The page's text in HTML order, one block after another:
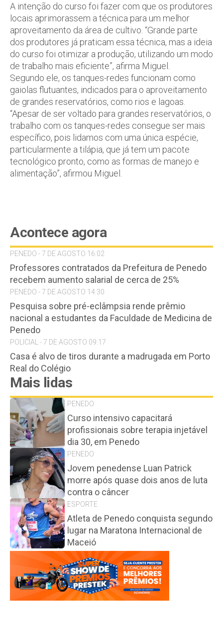
A intenção do curso foi fazer com que os produtores
locais aprimorassem a técnica para um melhor
aproveitamento da área de cultivo. “Grande parte
dos produtores já praticam essa técnica, mas a ideia
do curso foi otimizar a produção, utilizando um modo
de trabalho mais eficiente”, afirma Miguel.
Segundo ele, os tanques-redes funcionam como
gaiolas flutuantes, indicados para o aproveitamento
de grandes reservatórios, como rios e lagoas.
“Apesar de ser voltado para grandes reservatórios, o
trabalho com os tanques-redes consegue ser mais
específico, pois lidamos com uma única espécie,
particularmente a tilápia, que já tem um pacote
tecnológico pronto, como as formas de manejo e
alimentação”, afirmou Miguel.
Acontece agora
PENEDO - 7 DE AGOSTO 16:02
Professores contratados da Prefeitura de Penedo
recebem aumento salarial de cerca de 25%
PENEDO - 7 DE AGOSTO 14:30
Pesquisa sobre pré-eclâmpsia rende prêmio
nacional a estudantes da Faculdade de Medicina de
Penedo
POLICIAL - 7 DE AGOSTO 09:17
Casa é alvo de tiros durante a madrugada em Porto
Real do Colégio
Mais lidas
PENEDO
Curso intensivo capacitará
profissionais sobre terapia injetável
dia 30, em Penedo
PENEDO
Jovem penedense Luan Patrick
morre após quase dois anos de luta
contra o câncer
ESPORTE
Atleta de Penedo conquista segundo
lugar na Maratona Internacional de
Maceió